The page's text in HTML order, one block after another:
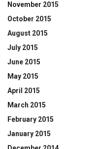
November 2015
October 2015
August 2015
July 2015
June 2015
May 2015
April 2015
March 2015
February 2015
January 2015